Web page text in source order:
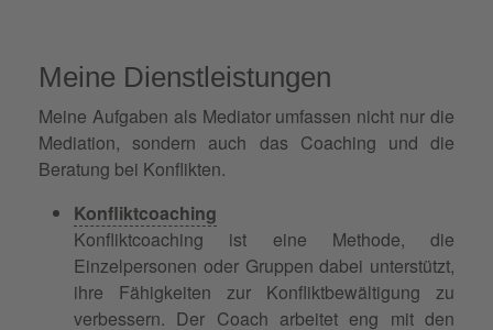
Meine Dienstleistungen
Meine Aufgaben als Mediator umfassen nicht nur die
Mediation, sondern auch das Coaching und die
Beratung bei Konflikten.
Konfliktcoaching
Konfliktcoaching ist eine Methode, die
Einzelpersonen oder Gruppen dabei unterstützt,
ihre Fähigkeiten zur Konfliktbewältigung zu
verbessern. Der Coach arbeitet eng mit den